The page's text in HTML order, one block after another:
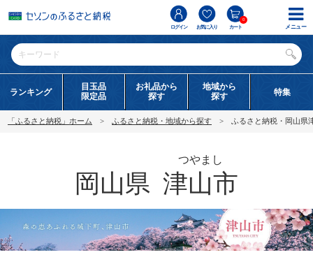
ログイン お気に入り カート
0
ランキング
目玉品
限定品
お礼品から
探す
地域から
探す
特集
「ふるさと納税」ホーム ふるさと納税・地域から探す ふるさと納税・岡山県
岡山県 津山市
つやまし
メニュー